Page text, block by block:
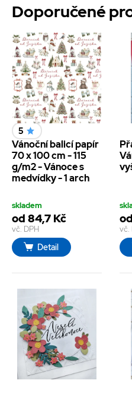
Doporučené
5
Vánoční balicí papír
70 x 100 cm - 115
g/m2 - Vánoce s
medvídky - 1 arch
skladem
od 84,7 Kč
vč. DPH
Detail
vč.